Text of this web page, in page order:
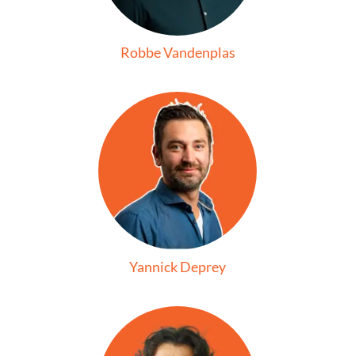
Robbe Vandenplas
Yannick Deprey